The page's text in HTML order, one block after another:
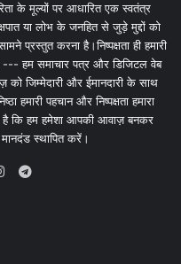
के मूल्यों पर आधारित एक स्वतंत्र
या लोभ के जनहित से जुड़े मुद्दों को
प्रस्तुत करना है।निष्पक्षता ही हमारी
हम समाचार पत्र और डिजिटल वेब
को जिम्मेदारी और ईमानदारी के साथ
हमारी पहचान और निष्पक्षता हमारा
कि हम हमेशा आपकी आवाज़ बनकर
मानदंड स्थापित करें।
Telegram